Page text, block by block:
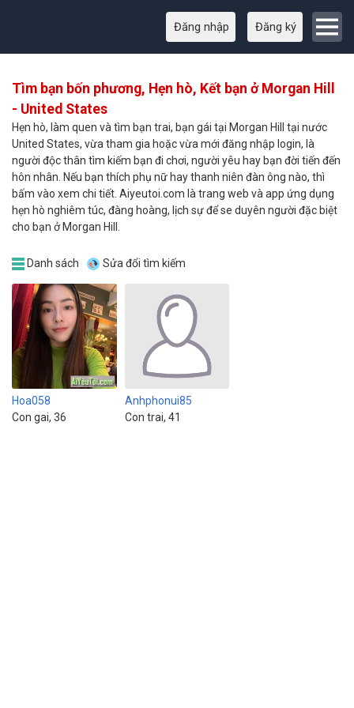
Đăng nhập Đăng ký
Tìm bạn bốn phương, Hẹn hò, Kết bạn ở Morgan Hill
- United States
Hẹn hò, làm quen và tìm bạn trai, bạn gái tại Morgan Hill tại nước
United States, vừa tham gia hoặc vừa mới đăng nhập login, là
người độc thân tìm kiếm bạn đi chơi, người yêu hay bạn đời tiến đến
hôn nhân. Nếu bạn thích phụ nữ hay thanh niên đàn ông nào, thì
bấm vào xem chi tiết. Aiyeutoi.com là trang web và app ứng dụng
hẹn hò nghiêm túc, đàng hoàng, lịch sự để se duyên người đặc biệt
cho bạn ở Morgan Hill.
Danh sách Sửa đổi tìm kiếm
Hoa058
Con gai, 36
Anhphonui85
Con trai, 41